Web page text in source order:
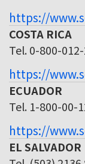
https://
COSTA RICA
Tel. 0-800-
https://
ECUADOR
Tel. 1-800-00-
https://
EL SALVADOR